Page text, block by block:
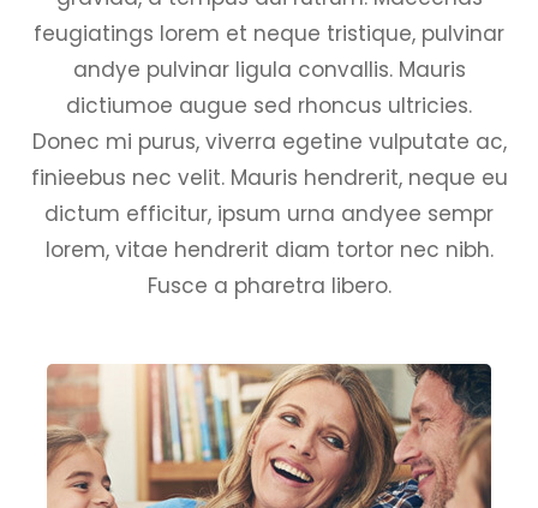
feugiatings lorem et neque tristique, pulvinar
andye pulvinar ligula convallis. Mauris
dictiumoe augue sed rhoncus ultricies.
Donec mi purus, viverra egetine vulputate ac,
finieebus nec velit. Mauris hendrerit, neque eu
dictum efficitur, ipsum urna andyee sempr
lorem, vitae hendrerit diam tortor nec nibh.
Fusce a pharetra libero.